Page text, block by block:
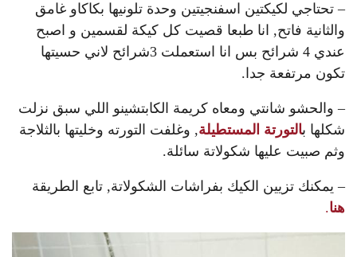
– تحتاجي لكيكتين اسفنجيتين وحدة تلونيها بكاكاو غامق
والثانية فاتح, انا طبعا قصيت كل كيكة لقسمين و اصبح
عندي 4 شرائح بس انا استعملت 3شرائح لاني حسيتها
تكون مرتفعة جدا.
– والحشو شانتي ومعاه كريمة الكابتشينو اللي سبق نزلت
شكلها بالتورتة المستطيلة, وغلفت التورته وخليتها بالثلاجة
وثم صبيت عليها شكولاتة سائلة.
– يمكنك تزيين الكيك بفراشات الشكولاتة, تابع الطريقة
هنا.